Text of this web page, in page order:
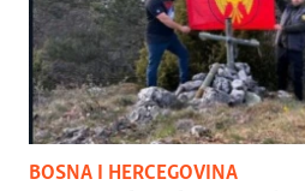
BOSNA I HERCEGOVINA